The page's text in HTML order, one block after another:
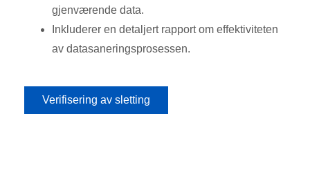
gjenværende data.
Inkluderer en detaljert rapport om effektiviteten
av datasaneringsprosessen.
Verifisering av sletting